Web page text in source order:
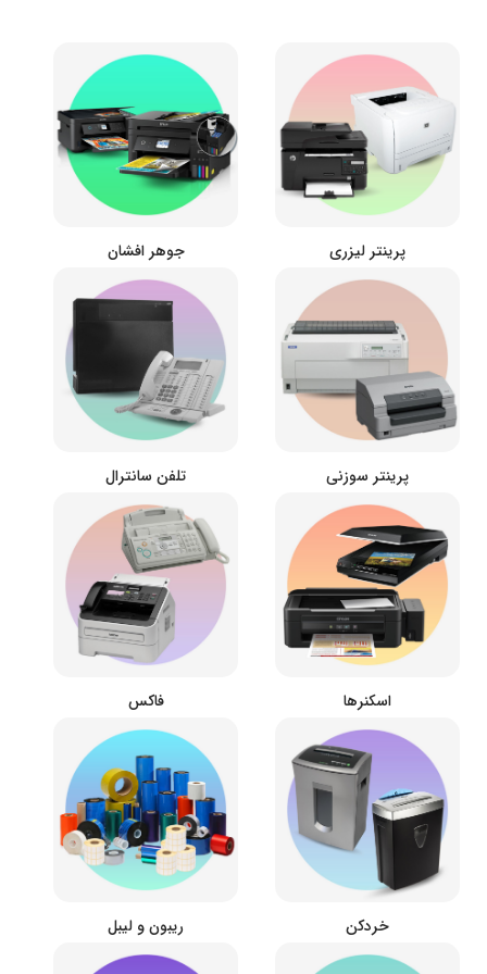
پرینتر لیزری جوهر افشان
پرینتر سوزنی تلفن سانترال
اسکنرها فاکس
خردکن ریبون و لیبل